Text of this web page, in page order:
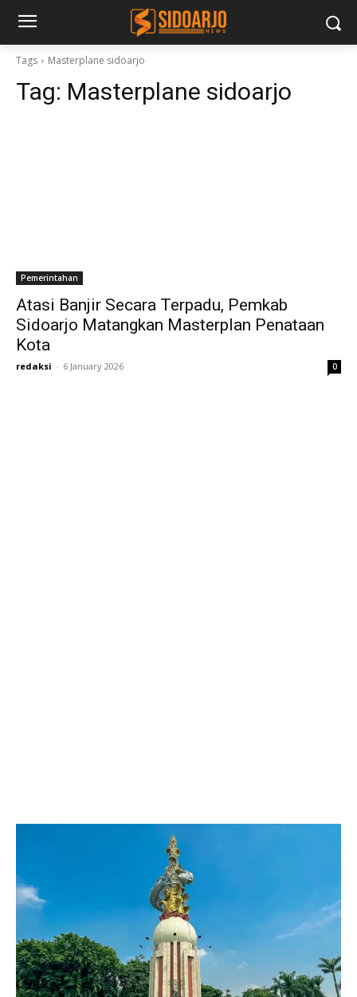
Tags Masterplane sidoarjo
Tag: Masterplane sidoarjo
Pemerintahan
Atasi Banjir Secara Terpadu, Pemkab
Sidoarjo Matangkan Masterplan Penataan
Kota
redaksi - 6 January 2026 0